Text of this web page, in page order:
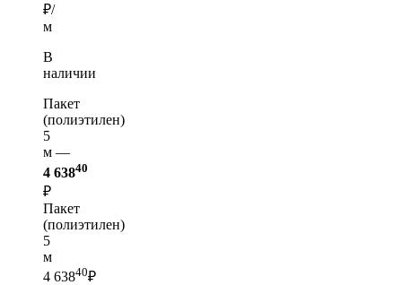
₽/
м
В
наличии
Пакет
(полиэтилен)
5
м —
4 63840
₽
Пакет
(полиэтилен)
5
м
4 63840₽